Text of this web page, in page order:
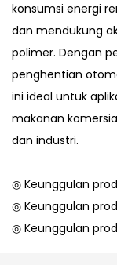
konsumsi energi
dan mendukung
polimer. Dengan
penghentian
ini ideal untuk
makanan
dan industri.
◎ Keunggulan
◎ Keunggulan
◎ Keunggulan